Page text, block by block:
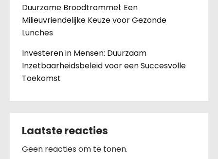
Duurzame Broodtrommel: Een
Milieuvriendelijke Keuze voor Gezonde
Lunches
Investeren in Mensen: Duurzaam
Inzetbaarheidsbeleid voor een Succesvolle
Toekomst
Laatste reacties
Geen reacties om te tonen.